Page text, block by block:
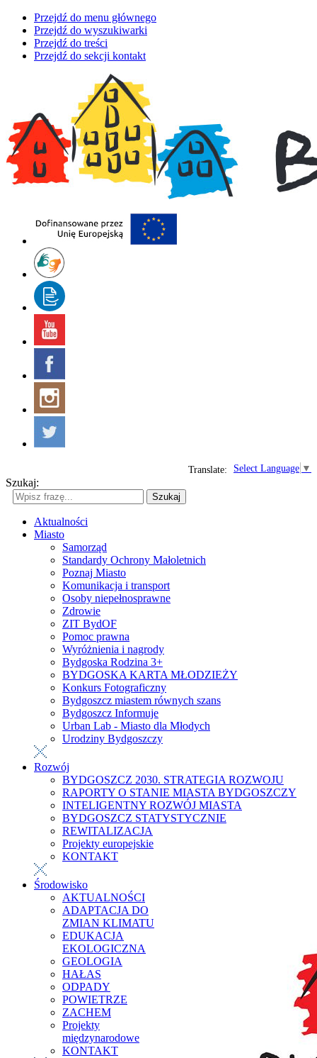
Przejdź do menu głównego
Przejdź do wyszukiwarki
Przejdź do treści
Przejdź do sekcji kontakt
Select Language ▼
Translate:
Szukaj:
Szukaj
Aktualności
Miasto
Samorząd
Standardy Ochrony Małoletnich
Poznaj Miasto
Komunikacja i transport
Osoby niepełnosprawne
Zdrowie
ZIT BydOF
Pomoc prawna
Wyróżnienia i nagrody
Bydgoska Rodzina 3+
BYDGOSKA KARTA MŁODZIEŻY
Konkurs Fotograficzny
Bydgoszcz miastem równych szans
Bydgoszcz Informuje
Urban Lab - Miasto dla Młodych
Urodziny Bydgoszczy
Rozwój
BYDGOSZCZ 2030. STRATEGIA ROZWOJU
RAPORTY O STANIE MIASTA BYDGOSZCZY
INTELIGENTNY ROZWÓJ MIASTA
BYDGOSZCZ STATYSTYCZNIE
REWITALIZACJA
Projekty europejskie
KONTAKT
Środowisko
AKTUALNOŚCI
ADAPTACJA DO
ZMIAN KLIMATU
EDUKACJA
EKOLOGICZNA
GEOLOGIA
HAŁAS
ODPADY
POWIETRZE
ZACHEM
Projekty
międzynarodowe
KONTAKT